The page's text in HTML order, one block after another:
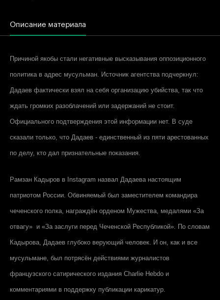
Описание материала
Причиной якобы стали негативные высказывания оппозиционного
политика в адрес мусульман. Источник агентства подчеркнул:
Дадаев фактически взял на себя организацию убийства, так что
ждать громких разоблачений или задержаний не стоит.
Официального подтверждения этой информации нет. В суде
сказали только, что Дадаев - единственный из пяти арестованных
по делу, кто дал признательные показания.
Рамзан Кадыров в Instagram назвал Дадаева настоящим
патриотом России. Обвиняемый был заместителем командира
чеченского полка, награждён орденом Мужества, медалями «За
отвагу» и «За заслуги перед Чеченской Республикой». По словам
Кадырова, Дадаев глубоко верующий человек. И он, как и все
мусульмане, был потрясён действиями журналистов
французского сатирического издания Charlie Hebdo и
комментариями в поддержку публикации карикатур.